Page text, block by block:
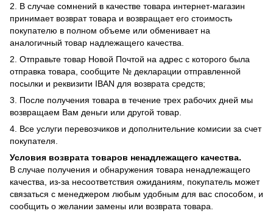
2. В случае сомнений в качестве товара интернет-магазин
принимает возврат товара и возвращает его стоимость
покупателю в полном объеме или обменивает на
аналогичный товар надлежащего качества.
2. Отправьте товар Новой Почтой на адрес с которого была
отправка товара, сообщите № декларации отправленной
посылки и реквизити IBAN для возврата средств;
3. После получения товара в течение трех рабочих дней мы
возвращаем Вам деньги или другой товар.
4. Все услуги перевозчиков и дополнительние комисии за счет
покупателя.
Условия возврата товаров ненадлежащего качества.
В случае получения и обнаружения товара ненадлежащего
качества, из-за несоответствия ожиданиям, покупатель может
связаться с менеджером любым удобным для вас способом, и
сообщить о желании замены или возврата товара.